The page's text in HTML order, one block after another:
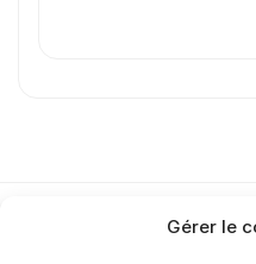
Gérer le
Cet article a été partiellement rédigé